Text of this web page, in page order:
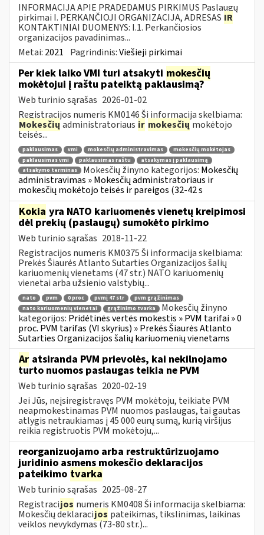
INFORMACIJA APIE PRADEDAMUS PIRKIMUS Paslaugų
pirkimai I. PERKANČIOJI ORGANIZACIJA, ADRESAS IR
KONTAKTINIAI DUOMENYS: I.1. Perkančiosios
organizacijos pavadinimas...
Metai: 2021 Pagrindinis:Viešieji pirkimai
Per kiek laiko VMI turi atsakyti mokesčių
mokėtojui į raštu pateiktą paklausimą?
Web turinio sąrašas 2026-01-02
Registracijos numeris KM0146 Ši informacija skelbiama:
Mokesčių administratoriaus ir mokesčių mokėtojo
teisės...
paklausimas vmi mokesčių administravimas
mokesčių mokėtojas
paklausimas vmi
paklausimas raštu
atsakymas į paklausimą
atsakymo terminas
Mokesčių žinyno kategorijos: Mokesčių
administravimas » Mokesčių administratoriaus ir
mokesčių mokėtojo teisės ir pareigos (32-42 s
Kokia yra NATO kariuomenės vienetų kreipimosi
dėl prekių (paslaugų) sumokėto pirkimo
Web turinio sąrašas 2018-11-22
Registracijos numeris KM0375 Ši informacija skelbiama:
Prekės Šiaurės Atlanto Sutarties Organizacijos šalių
kariuomenių vienetams (47 str.) NATO kariuomenių
vienetai arba užsienio valstybių...
nato pvm 0 proc pvmį 47 str
pvm grąžinimas
nato kariuomenių vienetai
grąžinimo tvarka
Mokesčių žinyno
kategorijos: Pridėtinės vertės mokestis » PVM tarifai » 0
proc. PVM tarifas (VI skyrius) » Prekės Šiaurės Atlanto
Sutarties Organizacijos šalių kariuomenių vienetams
Ar atsiranda PVM prievolės, kai nekilnojamo
turto nuomos paslaugas teikia ne PVM
Web turinio sąrašas 2020-02-19
Jei Jūs, neįsiregistravęs PVM mokėtoju, teikiate PVM
neapmokestinamas PVM nuomos paslaugas, tai gautas
atlygis netraukiamas į 45 000 eurų sumą, kurią viršijus
reikia registruotis PVM mokėtoju,...
reorganizuojamo arba restruktūrizuojamo
juridinio asmens mokesčio deklaracijos
pateikimo tvarka
Web turinio sąrašas 2025-08-27
Registracijos numeris KM0408 Ši informacija skelbiama:
Mokesčių deklaracijos pateikimas, tikslinimas, laikinas
veiklos nevykdymas (73-80 str.)...